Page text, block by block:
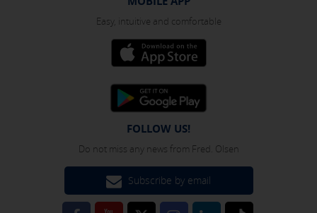
Easy, intuitive and comfortable
FOLLOW US!
Do not miss any news from Fred. Olsen
Subscribe by email